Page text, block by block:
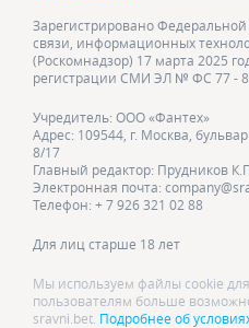
Зарегистрировано
связи, информационных
(Роскомнадзор) 17 марта 2025
регистрации СМИ ЭЛ № ФС 77 -
Учредитель: ООО «Фантех»
Адрес: 109544, г. Москва,
8/17
Главный редактор: Прудников
Электронная почта:
Телефон: + 7 926 321 02 88
Для лиц старше 18 лет
Мы используем файлы cookie
пользователям больше
sravni.bet. Подробнее об